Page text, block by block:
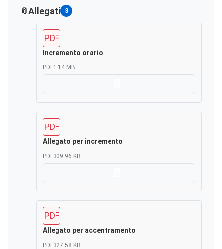
Allegati 3
PDF
Incremento orario
PDF1.14 MB
PDF
Allegato per incremento
PDF309.96 KB
PDF
Allegato per accentramento
PDF327.58 KB